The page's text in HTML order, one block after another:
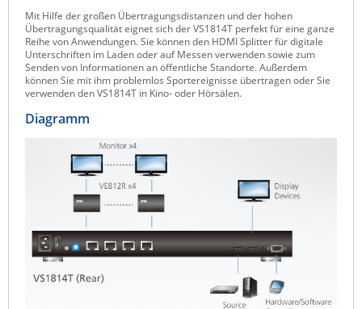
Server Technology
Siretta
SIRIO Antenne
Sunbird
Tactical Software
Teltonika
Unwired Networks
WATTECO
Westermo
Mit Hilfe der großen Übertragungsdistanzen und der hohen
Übertragungsqualität eignet sich der VS1814T perfekt für eine ganze
Reihe von Anwendungen. Sie können den HDMI Splitter für digitale
Unterschriften im Laden oder auf Messen verwenden sowie zum
Senden von Informationen an öffentliche Standorte. Außerdem
können Sie mit ihm problemlos Sportereignisse übertragen oder Sie
verwenden den VS1814T in Kino- oder Hörsälen.
Diagramm